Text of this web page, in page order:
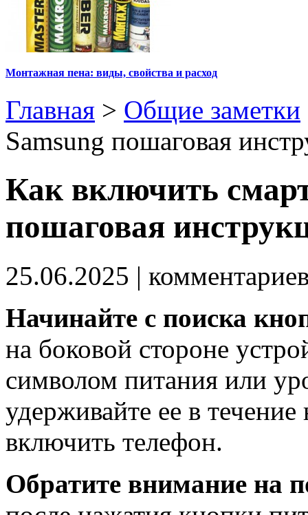
Монтажная пена: виды, свойства и расход
Главная > Общие заметки
Samsung пошаговая
Как включить
пошаговая
25.06.2025 |
Начинайте с поиска
на боковой стороне
символом питания или
удерживайте ее в
включить телефон.
Обратите внимание на